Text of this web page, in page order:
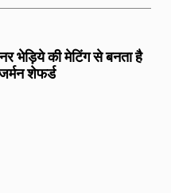
भेड़िये की मेटिंग से बनता है
शेफर्ड